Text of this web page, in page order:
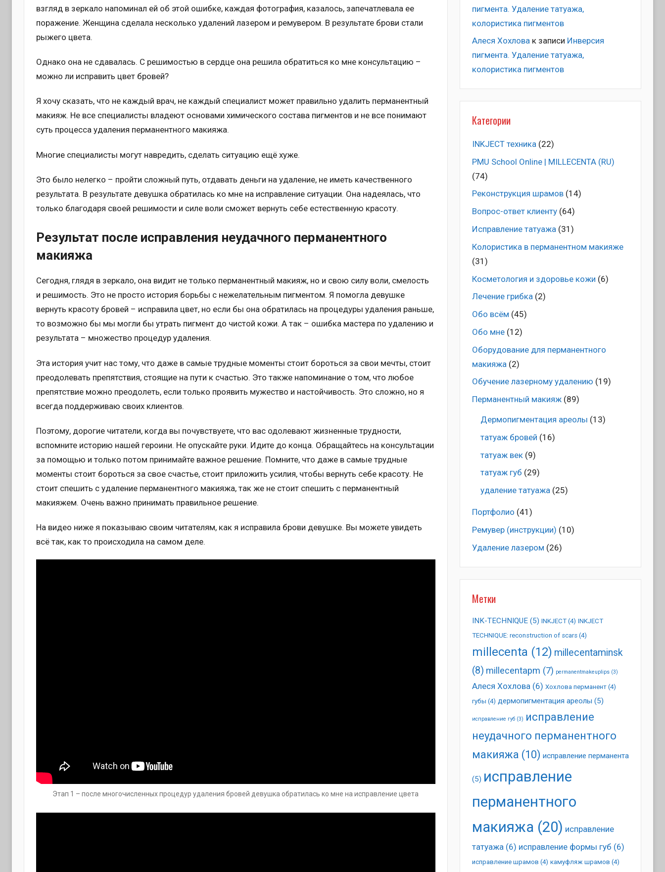
взгляд в зеркало напоминал ей об этой ошибке, каждая фотография, казалось, запечатлевала ее
поражение. Женщина сделала несколько удалений лазером и ремувером. В результате брови стали
рыжего цвета.
Однако она не сдавалась. С решимостью в сердце она решила обратиться ко мне консультацию –
можно ли исправить цвет бровей?
Я хочу сказать, что не каждый врач, не каждый специалист может правильно удалить перманентный
макияж. Не все специалисты владеют основами химического состава пигментов и не все понимают
суть процесса удаления перманентного макияжа.
Многие специалисты могут навредить, сделать ситуацию ещë хуже.
Это было нелегко – пройти сложный путь, отдавать деньги на удаление, не иметь качественного
результата. В результате девушка обратилась ко мне на исправление ситуации. Она надеялась, что
только благодаря своей решимости и силе воли сможет вернуть себе естественную красоту.
Результат после исправления неудачного перманентного
макияжа
Сегодня, глядя в зеркало, она видит не только перманентный макияж, но и свою силу воли, смелость
и решимость. Это не просто история борьбы с нежелательным пигментом. Я помогла девушке
вернуть красоту бровей – исправила цвет, но если бы она обратилась на процедуры удаления раньше,
то возможно бы мы могли бы утрать пигмент до чистой кожи. А так – ошибка мастера по удалению и
результата – множество процедур удаления.
Эта история учит нас тому, что даже в самые трудные моменты стоит бороться за свои мечты, стоит
преодолевать препятствия, стоящие на пути к счастью. Это также напоминание о том, что любое
препятствие можно преодолеть, если только проявить мужество и настойчивость. Это сложно, но я
всегда поддерживаю своих клиентов.
Поэтому, дорогие читатели, когда вы почувствуете, что вас одолевают жизненные трудности,
вспомните историю нашей героини. Не опускайте руки. Идите до конца. Обращайтесь на консультации
за помощью и только потом принимайте важное решение. Помните, что даже в самые трудные
моменты стоит бороться за свое счастье, стоит приложить усилия, чтобы вернуть себе красоту. Не
стоит спешить с удаление перманентного макияжа, так же не стоит спешить с перманентный
макияжем. Очень важно принимать правильное решение.
На видео ниже я показываю своим читателям, как я исправила брови девушке. Вы можете увидеть
всё так, как то происходила на самом деле.
Этап 1 – после многочисленных процедур удаления бровей девушка обратилась ко мне на исправление цвета
пигмента. Удаление татуажа,
колористика пигментов
Алеся Хохловак записи Инверсия
пигмента. Удаление татуажа,
колористика пигментов
Категории
INKJECT техника (22)
PMU School Online | MILLECENTA (RU)
(74)
Pеконструкция шрамов(14)
Вопрос-ответ клиенту(64)
Исправление татуажа (31)
Колористика в перманентном макияже
(31)
Косметология и здоровье кожи (6)
Лечение грибка(2)
Обо всём (45)
Обо мне(12)
Оборудование для перманентного
макияжа (2)
Обучение лазерному удалению (19)
Перманентный макияж(89)
Дермопигментация ареолы (13)
татуаж бровей (16)
татуаж век(9)
татуаж губ (29)
удаление татуажа(25)
Портфолио (41)
Ремувер (инструкции) (10)
Удаление лазером (26)
Метки
INK-TECHNIQUE(5) INKJECT(4) INKJECT
TECHNIQUE: reconstruction of scars(4)
millecenta (12) millecentaminsk
(8) millecentapm (7) permanentmakeuplips(3)
Алеся Хохлова(6) Хохлова перманент(4)
губы (4) дермопигментация ареолы (5)
исправление губ(3) исправление
неудачного перманентного
макияжа (10) исправление перманента
(5) исправление
перманентного
макияжа (20) исправление
татуажа(6) исправление формы губ (6)
исправление шрамов (4) камуфляж шрамов (4)